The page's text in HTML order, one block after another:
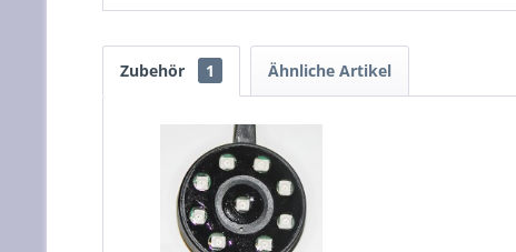
Zubehör 1 Ähnliche Artikel